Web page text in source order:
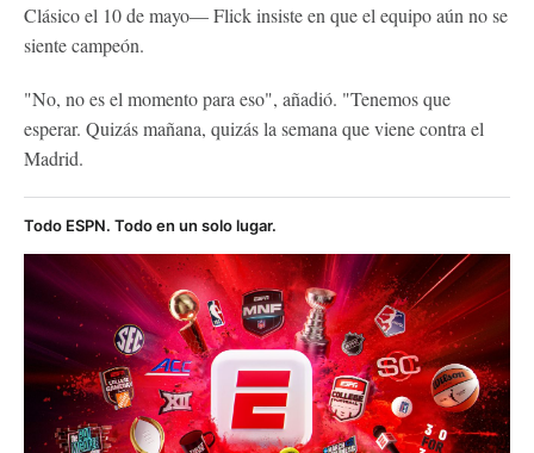
Clásico el 10 de mayo— Flick insiste en que el equipo aún no se
siente campeón.
"No, no es el momento para eso", añadió. "Tenemos que
esperar. Quizás mañana, quizás la semana que viene contra el
Madrid.
Todo ESPN. Todo en un solo lugar.